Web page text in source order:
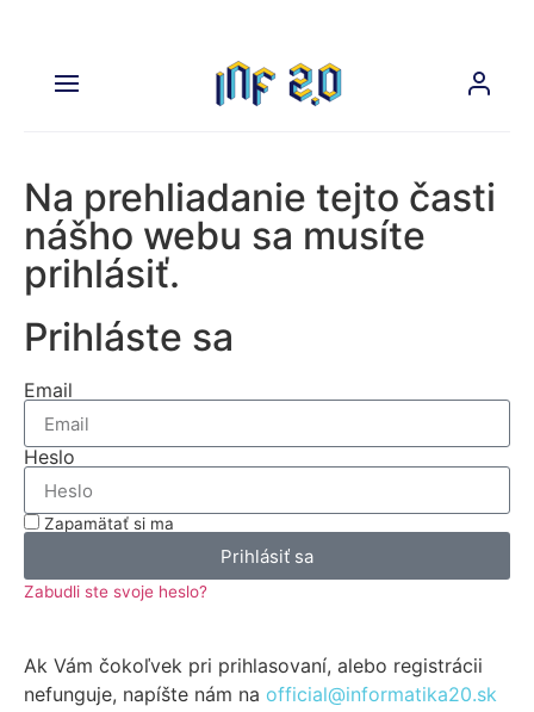
Na prehliadanie tejto časti
nášho webu sa musíte
prihlásiť.
Prihláste sa
Email
Heslo
Zapamätať si ma
Prihlásiť sa
Zabudli ste svoje heslo?
Ak Vám čokoľvek pri prihlasovaní, alebo registrácii
nefunguje, napíšte nám na official@informatika20.sk